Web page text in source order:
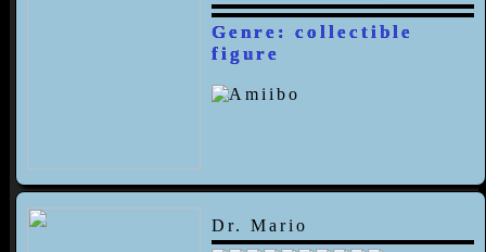
Genre: collectible
figure
Dr. Mario